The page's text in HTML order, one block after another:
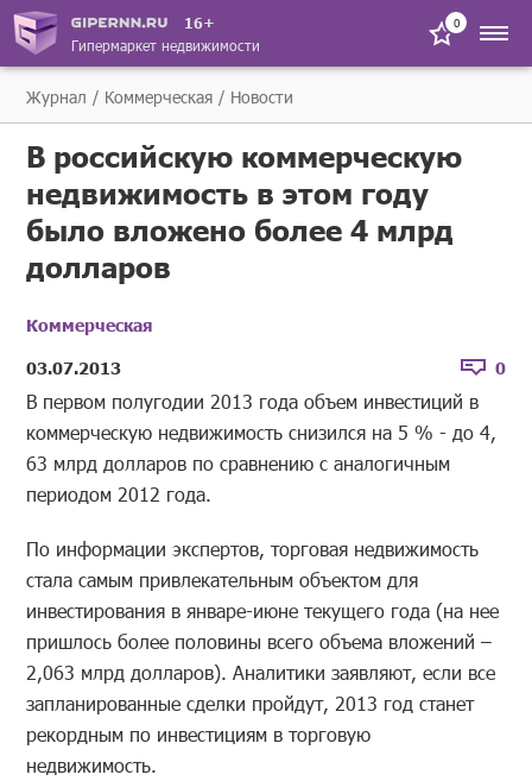
16+
Гипермаркет недвижимости
0
Журнал Коммерческая Новости
В российскую коммерческую
недвижимость в этом году
было вложено более 4 млрд
долларов
Коммерческая
03.07.2013
0
В первом полугодии 2013 года объем инвестиций в
коммерческую недвижимость снизился на 5 % - до 4,
63 млрд долларов по сравнению с аналогичным
периодом 2012 года.
По информации экспертов, торговая недвижимость
стала самым привлекательным объектом для
инвестирования в январе-июне текущего года (на нее
пришлось более половины всего объема вложений –
2,063 млрд долларов). Аналитики заявляют, если все
запланированные сделки пройдут, 2013 год станет
рекордным по инвестициям в торговую
недвижимость.